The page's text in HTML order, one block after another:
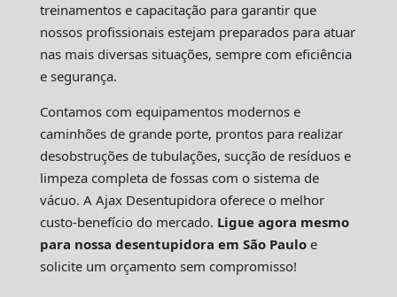
treinamentos e capacitação para garantir que
nossos profissionais estejam preparados para atuar
nas mais diversas situações, sempre com eficiência
e segurança.
Contamos com equipamentos modernos e
caminhões de grande porte, prontos para realizar
desobstruções de tubulações, sucção de resíduos e
limpeza completa de fossas com o sistema de
vácuo. A Ajax Desentupidora oferece o melhor
custo-benefício do mercado. Ligue agora mesmo
para nossa desentupidora em São Pauloe
solicite um orçamento sem compromisso!